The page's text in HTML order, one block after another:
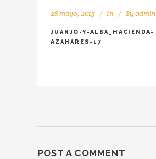
28 mayo, 2015 In Byadmin
JUANJO-Y-ALBA_HACIENDA-
AZAHARES-17
POST A COMMENT